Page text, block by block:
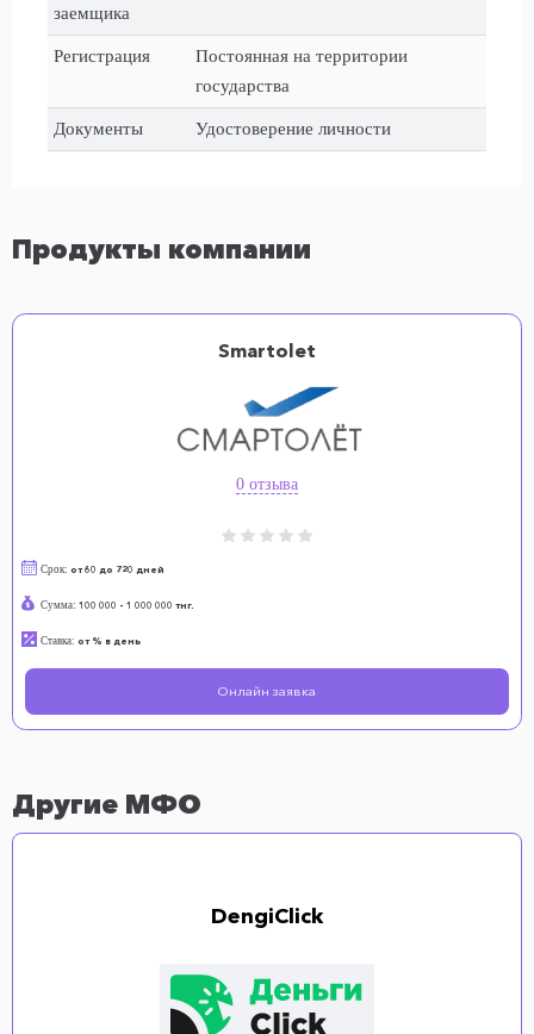
заемщика
Регистрация
Постоянная на территории
государства
Документы Удостоверение личности
Продукты компании
Smartolet
0 отзыва
Срок: от 60 до 720 дней
Сумма: 100 000 - 1 000 000 тнг.
Ставка: от % в день
Онлайн заявка
Другие МФО
DengiClick